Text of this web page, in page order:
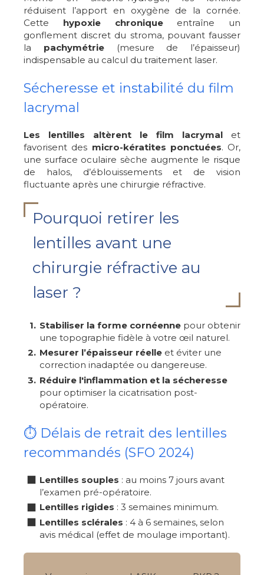
réduisent l’apport en oxygène de la cornée.
Cette hypoxie chroniqueentraîne un
gonflement discret du stroma, pouvant fausser
la pachymétrie(mesure de l’épaisseur)
indispensable au calcul du traitement laser.
Sécheresse et instabilité du film
lacrymal
Les lentilles altèrent le film lacrymal et
favorisent des micro-kératites ponctuées. Or,
une surface oculaire sèche augmente le risque
de halos, d’éblouissements et de vision
fluctuante après une chirurgie réfractive.
Pourquoi retirer les
lentilles avant une
chirurgie réfractive au
laser ?
Stabiliser la forme cornéenne pour obtenir
une topographie fidèle à votre œil naturel.
Mesurer l’épaisseur réelle et éviter une
correction inadaptée ou dangereuse.
Réduire l'inflammation et la sécheresse
pour optimiser la cicatrisation post-
opératoire.
⏱ Délais de retrait des lentilles
recommandés (SFO 2024)
Lentilles souples : au moins 7 jours avant
l’examen pré-opératoire.
Lentilles rigides : 3 semaines minimum.
Lentilles sclérales : 4 à 6 semaines, selon
avis médical (effet de moulage important).